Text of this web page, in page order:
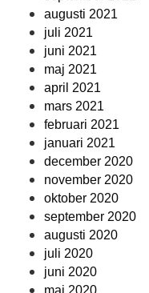
augusti 2021
juli 2021
juni 2021
maj 2021
april 2021
mars 2021
februari 2021
januari 2021
december 2020
november 2020
oktober 2020
september 2020
augusti 2020
juli 2020
juni 2020